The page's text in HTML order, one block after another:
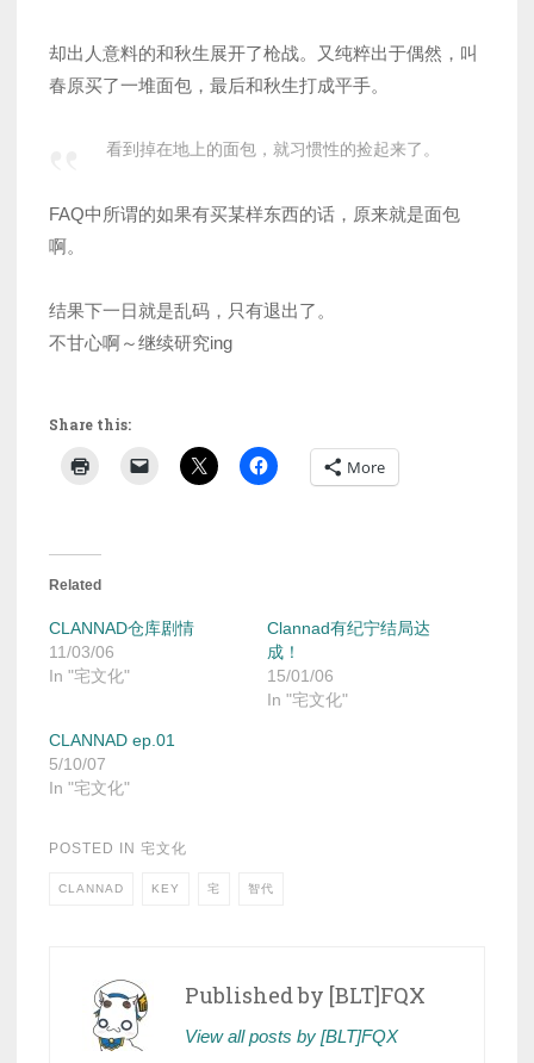
却出人意料的和秋生展开了枪战。又纯粹出于偶然，叫
春原买了一堆面包，最后和秋生打成平手。
看到掉在地上的面包，就习惯性的捡起来了。
FAQ中所谓的如果有买某样东西的话，原来就是面包
啊。
结果下一日就是乱码，只有退出了。
不甘心啊～继续研究ing
Share this:
More
Related
CLANNAD仓库剧情
11/03/06
In "宅文化"
Clannad有纪宁结局达
成！
15/01/06
In "宅文化"
CLANNAD ep.01
5/10/07
In "宅文化"
POSTED IN 宅文化
CLANNAD KEY 宅 智代
Published by [BLT]FQX
View all posts by [BLT]FQX